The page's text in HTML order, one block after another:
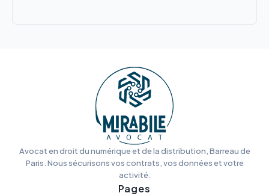
Avocat en droit du numérique et de la distribution, Barreau de
Paris. Nous sécurisons vos contrats, vos données et votre
activité.
Pages